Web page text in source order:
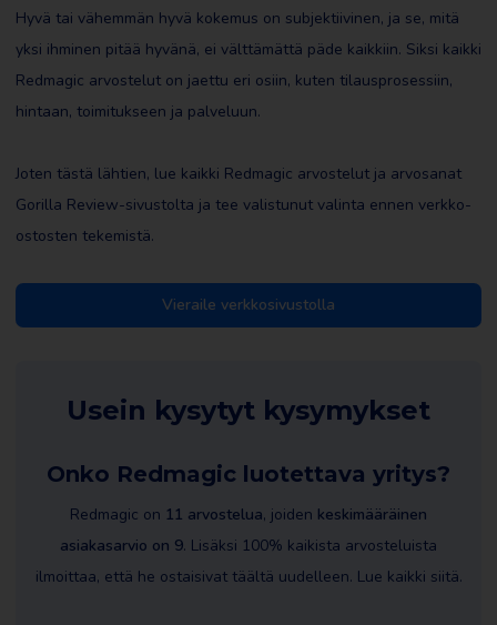
Hyvä tai vähemmän hyvä kokemus on subjektiivinen, ja se, mitä
yksi ihminen pitää hyvänä, ei välttämättä päde kaikkiin. Siksi kaikki
Redmagic arvostelut on jaettu eri osiin, kuten tilausprosessiin,
hintaan, toimitukseen ja palveluun.
Joten tästä lähtien, lue kaikki Redmagic arvostelut ja arvosanat
Gorilla Review-sivustolta ja tee valistunut valinta ennen verkko-
ostosten tekemistä.
Vieraile verkkosivustolla
Usein kysytyt kysymykset
Onko Redmagic luotettava yritys?
Redmagic on 11 arvostelua, joiden keskimääräinen
asiakasarvio on 9. Lisäksi 100% kaikista arvosteluista
ilmoittaa, että he ostaisivat täältä uudelleen. Lue kaikki siitä.